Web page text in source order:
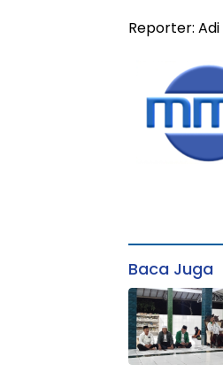
Reporter: Adi
Baca Juga